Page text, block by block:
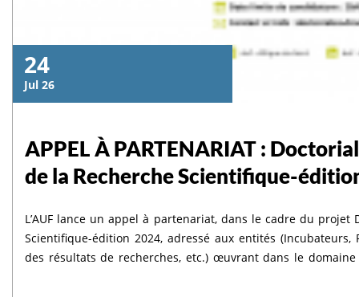
L’ouverture de la plateforme
24
Jul 26
APPEL À PARTENARIAT :
de la Recherche Scientifique-
L’AUF lance un appel à partenariat, dans le cadre du
Scientifique-édition 2024, adressé aux entités (Incubateurs,
des résultats de recherches, etc.) œuvrant dans le